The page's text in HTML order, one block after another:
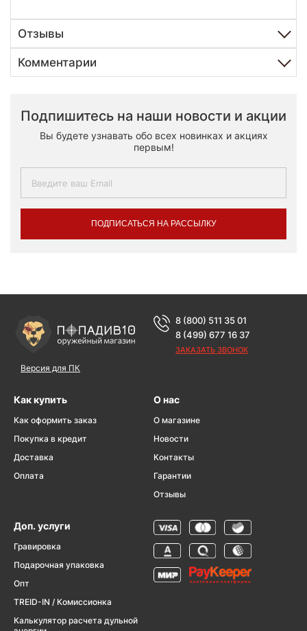
Отзывы
Комментарии
Подпишитесь на наши новости и акции
Вы будете узнавать обо всех новинках и акциях
первым!
ПОДПИСАТЬСЯ НА РАССЫЛКУ
Версия для ПК
8 (800) 511 35 01
8 (499) 677 16 37
ЗАКАЗАТЬ ЗВОНОК
Как купить
Как оформить заказ
Покупка в кредит
Доставка
Оплата
О нас
О магазине
Новости
Контакты
Гарантии
Отзывы
Доп. услуги
Гравировка
Подарочная упаковка
Опт
TREID-IN / Комиссионка
Калькулятор расчета дульной